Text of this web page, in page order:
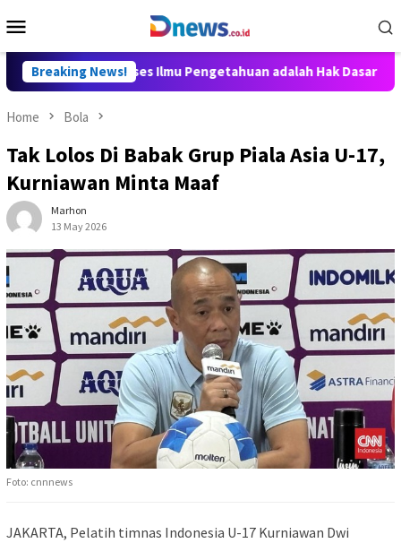
to
Menu
Breaking News!
Aditya: Akses Ilmu Pengetahuan adalah Hak Dasar Warga Negara
Home Bola
Tak Lolos Di Babak Grup Piala Asia U-17,
Kurniawan Minta Maaf
Marhon
13 May 2026
Foto: cnnnews
JAKARTA, Pelatih timnas Indonesia U-17 Kurniawan Dwi